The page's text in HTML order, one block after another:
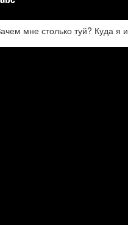
мне столько туй? Куда я